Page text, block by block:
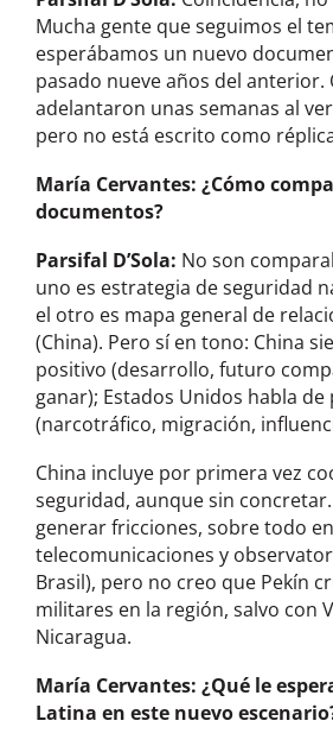
Mucha gente que seguimos el
esperábamos un nuevo
pasado nueve años del anterior.
adelantaron unas semanas al ver
pero no está escrito como
María Cervantes: ¿Cómo
documentos?
Parsifal D’Sola: No son
uno es estrategia de seguridad
el otro es mapa general de
(China). Pero sí en tono: China
positivo (desarrollo, futuro
ganar); Estados Unidos habla
(narcotráfico, migración,
China incluye por primera vez
seguridad, aunque sin
generar fricciones, sobre todo en
telecomunicaciones y
Brasil), pero no creo que Pekín
militares en la región, salvo con
Nicaragua.
María Cervantes: ¿Qué le
Latina en este nuevo